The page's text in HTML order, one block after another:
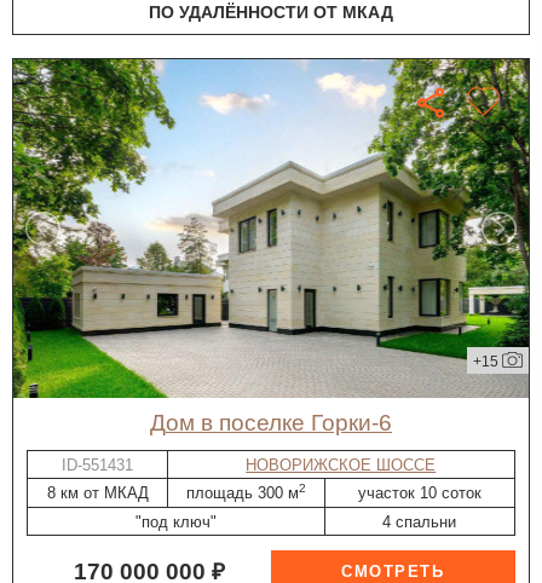
ПО УДАЛЁННОСТИ ОТ МКАД
+15
дом в поселке Горки-6
ID-551431
НОВОРИЖСКОЕ ШОССЕ
8 км от МКАД
площадь 300 м2
участок 10 соток
"под ключ"
4 спальни
170 000 000 ₽